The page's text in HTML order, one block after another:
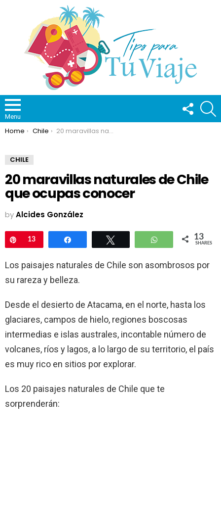
Menu
FOLLOW
US
You are here:
Home Chile 20 maravillas naturales de Chile que ocupas conocer
CHILE
20 maravillas naturales de Chile
que ocupas conocer
byAlcides González
Pin
13 WhatsApp13
SHARES
Los paisajes naturales de Chile son asombrosos por
su rareza y belleza.
Desde el desierto de Atacama, en el norte, hasta los
glaciares, campos de hielo, regiones boscosas
intermedias e islas australes, incontable número de
volcanes, ríos y lagos, a lo largo de su territorio, el país
es muy rico en sitios por explorar.
Los 20 paisajes naturales de Chile que te
sorprenderán: